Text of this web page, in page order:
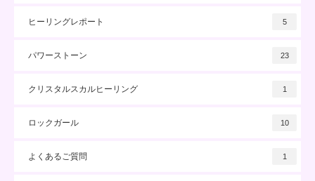
ヒーリングレポート 5
パワーストーン 23
クリスタルスカルヒーリング 1
ロックガール 10
よくあるご質問 1